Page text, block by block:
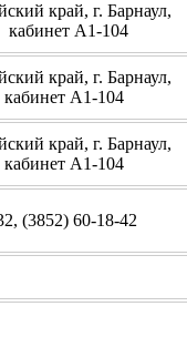
край, г. Барнаул,
кабинет А1-104
край, г. Барнаул,
кабинет А1-104
край, г. Барнаул,
кабинет А1-104
(3852) 60-18-42